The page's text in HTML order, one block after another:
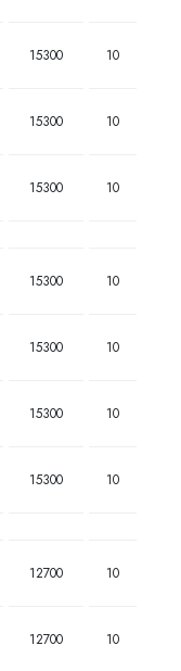
15300 10
15300 10
15300 10
15300 10
15300 10
15300 10
15300 10
12700 10
12700 10